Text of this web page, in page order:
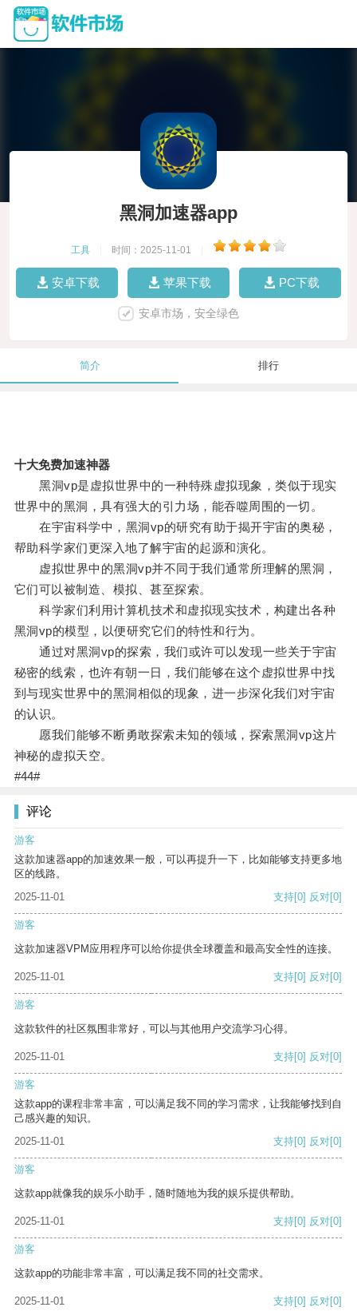
黑洞加速器app
工具 时间：2025-11-01
安卓下载 苹果下载 PC下载
安卓市场，安全绿色
简介 排行
十大免费加速神器
黑洞vp是虚拟世界中的一种特殊虚拟现象，类似于现实
世界中的黑洞，具有强大的引力场，能吞噬周围的一切。
在宇宙科学中，黑洞vp的研究有助于揭开宇宙的奥秘，
帮助科学家们更深入地了解宇宙的起源和演化。
虚拟世界中的黑洞vp并不同于我们通常所理解的黑洞，
它们可以被制造、模拟、甚至探索。
科学家们利用计算机技术和虚拟现实技术，构建出各种
黑洞vp的模型，以便研究它们的特性和行为。
通过对黑洞vp的探索，我们或许可以发现一些关于宇宙
秘密的线索，也许有朝一日，我们能够在这个虚拟世界中找
到与现实世界中的黑洞相似的现象，进一步深化我们对宇宙
的认识。
愿我们能够不断勇敢探索未知的领域，探索黑洞vp这片
神秘的虚拟天空。
#44#
评论
游客
这款加速器app的加速效果一般，可以再提升一下，比如能够支持更多地
区的线路。
2025-11-01
支持[0] 反对[0]
游客
这款加速器VPM应用程序可以给你提供全球覆盖和最高安全性的连接。
2025-11-01 支持[0] 反对[0]
游客
这款软件的社区氛围非常好，可以与其他用户交流学习心得。
2025-11-01 支持[0] 反对[0]
游客
这款app的课程非常丰富，可以满足我不同的学习需求，让我能够找到自
己感兴趣的知识。
2025-11-01
支持[0] 反对[0]
游客
这款app就像我的娱乐小助手，随时随地为我的娱乐提供帮助。
2025-11-01 支持[0] 反对[0]
游客
这款app的功能非常丰富，可以满足我不同的社交需求。
2025-11-01 支持[0] 反对[0]